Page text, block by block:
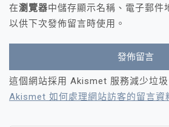
在瀏覽器中儲存顯示名稱、電子郵件
以供下次發佈留言時使用。
這個網站採用 Akismet 服務減少垃圾
Akismet 如何處理網站訪客的留言資